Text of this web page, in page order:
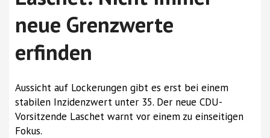
neue Grenzwerte
erfinden
Aussicht auf Lockerungen gibt es erst bei einem
stabilen Inzidenzwert unter 35. Der neue CDU-
Vorsitzende Laschet warnt vor einem zu einseitigen
Fokus.